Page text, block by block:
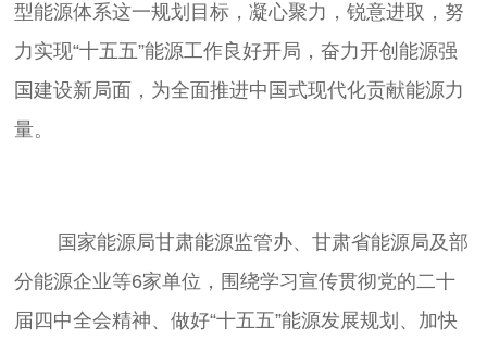
型能源体系这一规划目标，凝心聚力，锐意进取，努
力实现“十五五”能源工作良好开局，奋力开创能源强
国建设新局面，为全面推进中国式现代化贡献能源力
分能源企业等6家单位，围绕学习宣传贯彻党的二十
届四中全会精神、做好“十五五”能源发展规划、加快